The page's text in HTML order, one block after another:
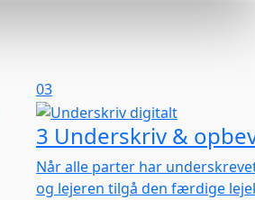
03
3 Underskriv &
Når alle parter har
og lejeren tilgå den færdige